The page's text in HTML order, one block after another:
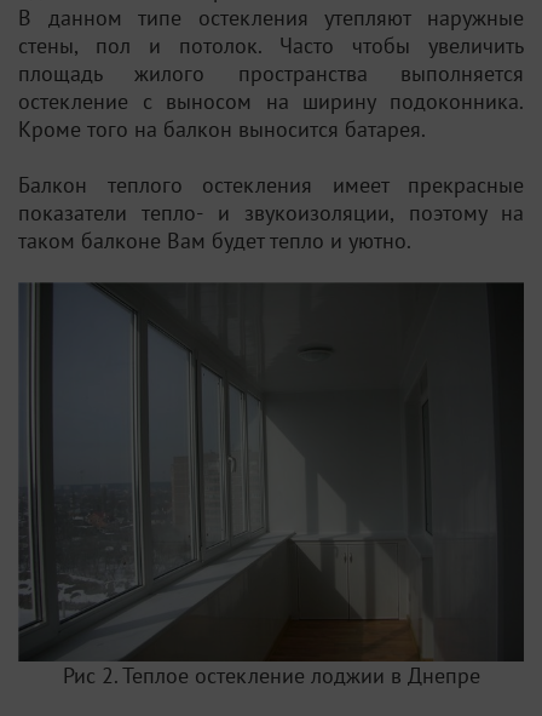
В данном типе остекления утепляют наружные
стены, пол и потолок. Часто чтобы увеличить
площадь жилого пространства выполняется
остекление с выносом на ширину подоконника.
Кроме того на балкон выносится батарея.
Балкон теплого остекления имеет прекрасные
показатели тепло- и звукоизоляции, поэтому на
таком балконе Вам будет тепло и уютно.
Рис 2. Теплое остекление лоджии в Днепре